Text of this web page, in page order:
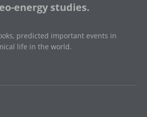
energy studies.
predicted important events in
life in the world.